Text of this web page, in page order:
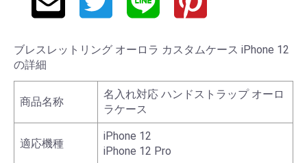
ブレスレットリング オーロラ カスタムケース iPhone 12
の詳細
商品名称
名入れ対応 ハンドストラップ オーロ
ラケース
適応機種
iPhone 12
iPhone 12 Pro